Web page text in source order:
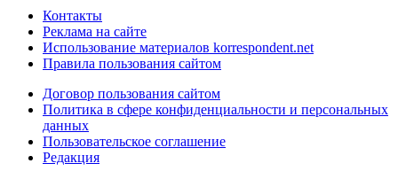
Контакты
Реклама на сайте
Использование материалов korrespondent.net
Правила пользования сайтом
Договор пользования сайтом
Политика в сфере конфиденциальности и персональных
данных
Пользовательское соглашение
Редакция